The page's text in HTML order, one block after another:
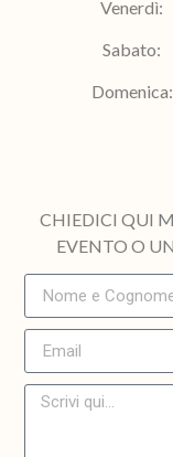
Sabato:
CHIEDICI QUI
EVENTO O